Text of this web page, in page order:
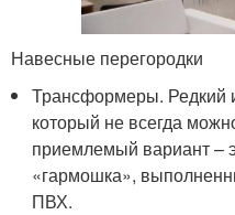
Навесные перегородки
Трансформеры. Редкий
который не всегда
приемлемый вариант –
«гармошка»,
ПВХ.